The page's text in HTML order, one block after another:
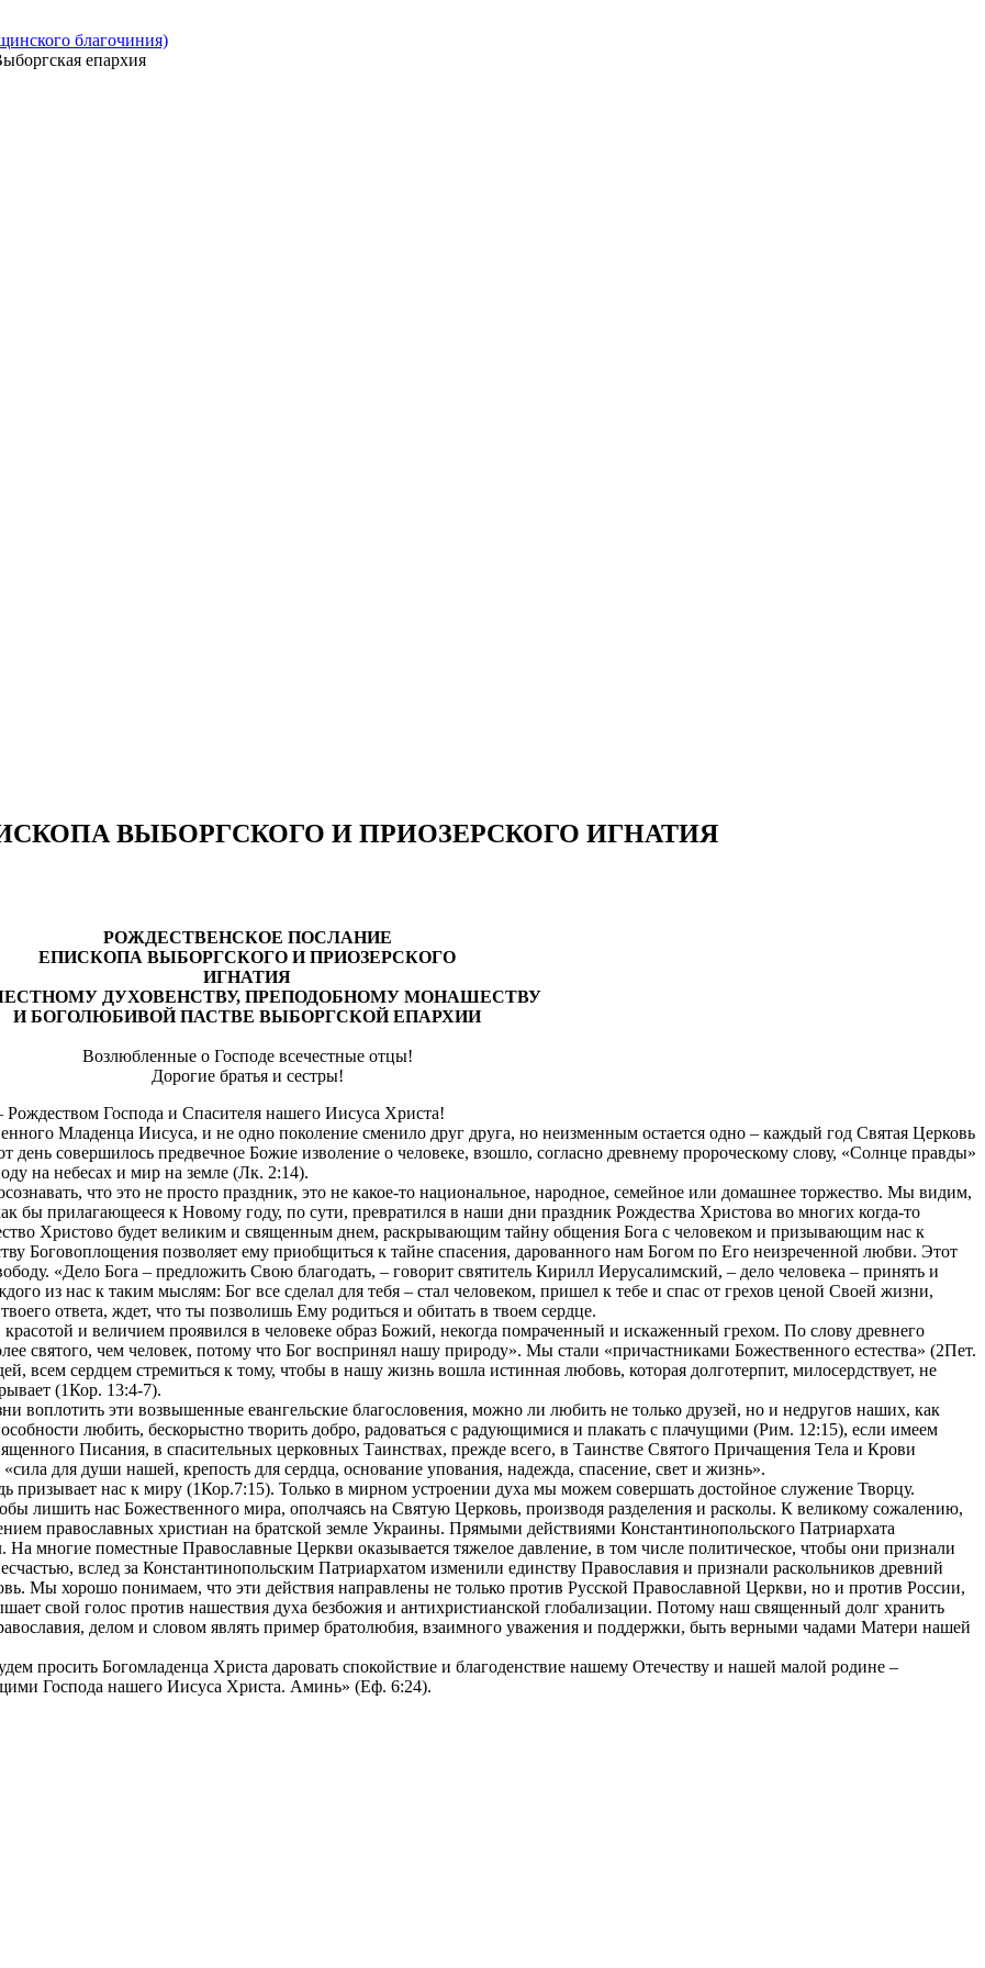
благочиния)
епархия
ВЫБОРГСКОГО И ПРИОЗЕРСКОГО ИГНАТИЯ
РОЖДЕСТВЕНСКОЕ ПОСЛАНИЕ
ЕПИСКОПА ВЫБОРГСКОГО И ПРИОЗЕРСКОГО
ИГНАТИЯ
ДУХОВЕНСТВУ, ПРЕПОДОБНОМУ МОНАШЕСТВУ
И БОГОЛЮБИВОЙ ПАСТВЕ ВЫБОРГСКОЙ ЕПАРХИИ
Возлюбленные о Господе всечестные отцы!
Дорогие братья и сестры!
Господа и Спасителя нашего Иисуса Христа!
Младенца Иисуса, и не одно поколение сменило друг друга, но неизменным остается одно – каждый год Святая Церковь
день совершилось предвечное Божие изволение о человеке, взошло, согласно древнему пророческому слову, «Солнце правды»
на небесах и мир на земле (Лк. 2:14).
что это не просто праздник, это не какое-то национальное, народное, семейное или домашнее торжество. Мы видим,
бы прилагающееся к Новому году, по сути, превратился в наши дни праздник Рождества Христова во многих когда-то
Христово будет великим и священным днем, раскрывающим тайну общения Бога с человеком и призывающим нас к
Боговоплощения позволяет ему приобщиться к тайне спасения, дарованного нам Богом по Его неизреченной любви. Этот
«Дело Бога – предложить Свою благодать, – говорит святитель Кирилл Иерусалимский, – дело человека – принять и
из нас к таким мыслям: Бог все сделал для тебя – стал человеком, пришел к тебе и спас от грехов ценой Своей жизни,
ответа, ждет, что ты позволишь Ему родиться и обитать в твоем сердце.
и величием проявился в человеке образ Божий, некогда помраченный и искаженный грехом. По слову древнего
святого, чем человек, потому что Бог воспринял нашу природу». Мы стали «причастниками Божественного естества» (2Пет.
всем сердцем стремиться к тому, чтобы в нашу жизнь вошла истинная любовь, которая долготерпит, милосердствует, не
(1Кор. 13:4-7).
воплотить эти возвышенные евангельские благословения, можно ли любить не только друзей, но и недругов наших, как
любить, бескорыстно творить добро, радоваться с радующимися и плакать с плачущими (Рим. 12:15), если имеем
Писания, в спасительных церковных Таинствах, прежде всего, в Таинстве Святого Причащения Тела и Крови
для души нашей, крепость для сердца, основание упования, надежда, спасение, свет и жизнь».
призывает нас к миру (1Кор.7:15). Только в мирном устроении духа мы можем совершать достойное служение Творцу.
лишить нас Божественного мира, ополчаясь на Святую Церковь, производя разделения и расколы. К великому сожалению,
православных христиан на братской земле Украины. Прямыми действиями Константинопольского Патриархата
многие поместные Православные Церкви оказывается тяжелое давление, в том числе политическое, чтобы они признали
вслед за Константинопольским Патриархатом изменили единству Православия и признали раскольников древний
Мы хорошо понимаем, что эти действия направлены не только против Русской Православной Церкви, но и против России,
свой голос против нашествия духа безбожия и антихристианской глобализации. Потому наш священный долг хранить
делом и словом являть пример братолюбия, взаимного уважения и поддержки, быть верными чадами Матери нашей
просить Богомладенца Христа даровать спокойствие и благоденствие нашему Отечеству и нашей малой родине –
Господа нашего Иисуса Христа. Аминь» (Еф. 6:24).